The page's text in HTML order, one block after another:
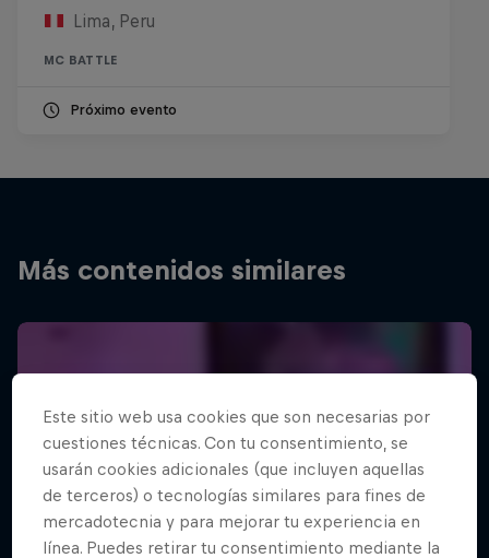
Lima, Peru
MC BATTLE
Próximo evento
Más contenidos similares
Este sitio web usa cookies que son necesarias por
cuestiones técnicas. Con tu consentimiento, se
usarán cookies adicionales (que incluyen aquellas
de terceros) o tecnologías similares para fines de
mercadotecnia y para mejorar tu experiencia en
línea. Puedes retirar tu consentimiento mediante la